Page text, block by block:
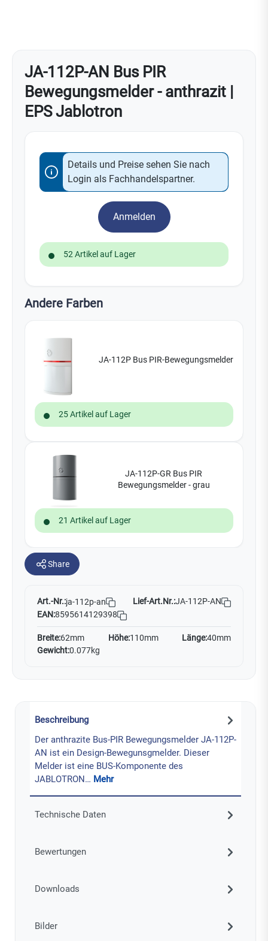
JA-112P-AN Bus PIR
Bewegungsmelder - anthrazit |
EPS Jablotron
Details und Preise sehen Sie nach
Login als Fachhandelspartner.
Anmelden
52 Artikel auf Lager
Andere Farben
JA-112P Bus PIR-Bewegungsmelder
25 Artikel auf Lager
JA-112P-GR Bus PIR
Bewegungsmelder - grau
21 Artikel auf Lager
Share
Art.-Nr.:ja-112p-an Lief-Art.Nr.:JA-112P-AN
EAN:8595614129398
Breite:62mm Höhe:110mm Länge:40mm
Gewicht:0.077kg
Beschreibung
Der anthrazite Bus-PIR Bewegungsmelder JA-112P-
AN ist ein Design-Bewegunsgmelder. Dieser
Melder ist eine BUS-Komponente des
JABLOTRON… Mehr
Technische Daten
Bewertungen
Downloads
Bilder